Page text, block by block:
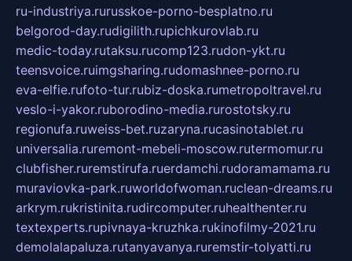
ru-industriya.rurusskoe-porno-besplatno.ru
belgorod-day.rudigilith.rupichkurovlab.ru
medic-today.rutaksu.rucomp123.rudon-ykt.ru
teensvoice.ruimgsharing.rudomashnee-porno.ru
eva-elfie.rufoto-tur.rubiz-doska.rumetropoltravel.ru
veslo-i-yakor.ruborodino-media.rurostotsky.ru
regionufa.ruweiss-bet.ruzaryna.rucasinotablet.ru
universalia.ruremont-mebeli-moscow.rutermomur.ru
clubfisher.ruremstirufa.ruerdamchi.rudoramamama.ru
muraviovka-park.ruworldofwoman.ruclean-dreams.ru
arkrym.rukristinita.rudircomputer.ruhealthenter.ru
textexperts.rupivnaya-kruzhka.rukinofilmy-2021.ru
demolalapaluza.rutanyavanya.ruremstir-tolyatti.ru